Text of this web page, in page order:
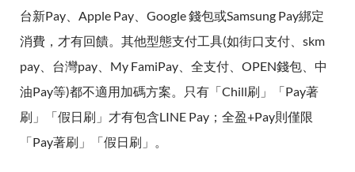
台新Pay、Apple Pay、Google 錢包或Samsung Pay綁定
消費，才有回饋。其他型態支付工具(如街口支付、skm
pay、台灣pay、My FamiPay、全支付、OPEN錢包、中
油Pay等)都不適用加碼方案。只有「Chill刷」「Pay著
刷」「假日刷」才有包含LINE Pay；全盈+Pay則僅限
「Pay著刷」「假日刷」。